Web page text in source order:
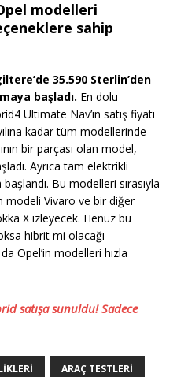
modelleri
sahip
35.590 Sterlin’den
başladı. En dolu
Ultimate Nav’ın satış fiyatı
kadar tüm modellerinde
bir parçası olan model,
Ayrıca tam elektrikli
Bu modelleri sırasıyla
modeli Vivaro ve bir diğer
X izleyecek. Henüz bu
hibrit mi olacağı
Opel’in modelleri hızla
satışa sunuldu! Sadece
ARAÇ TESTLERI